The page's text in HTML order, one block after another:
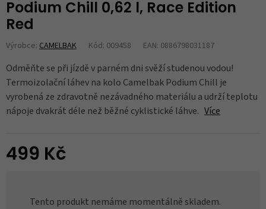
Podium Chill 0,62 l, Race Edition
Red
Výrobce: CAMELBAK Kód: 009458 EAN: 0886798031187
Odměňte se při jízdě v parném dni svěží studenou vodou!
Termoizolační láhev na kolo Camelbak Podium Chill je
vyrobená ze zdravotně nezávadného materiálu a udrží teplotu
nápoje dvakrát déle než běžné cyklistické láhve. Více
499 Kč
Tento produkt nemáme momentálně skladem.